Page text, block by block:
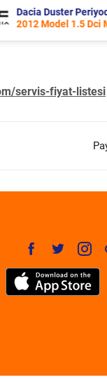
Ford Tourneo
2020 Model
servis-fiyat-listesi